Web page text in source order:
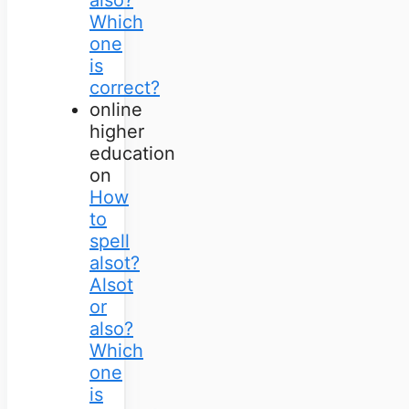
Which
one
is
correct?
online
higher
education
on
How
to
spell
alsot?
Alsot
or
also?
Which
one
is